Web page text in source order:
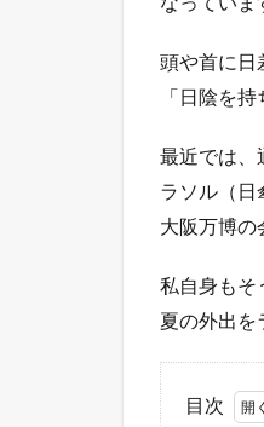
頭や首に日
「日陰を
最近では、
ラソル（日
大阪万博の
私自身もそ
夏の外出を
目次